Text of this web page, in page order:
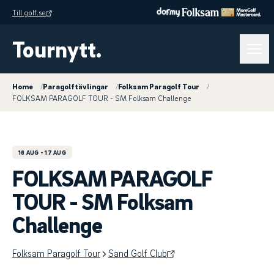
Till golf.se
Tournytt.
Home /Paragolftävlingar /Folksam Paragolf Tour
/
FOLKSAM PARAGOLF TOUR - SM Folksam Challenge
16 AUG - 17 AUG
FOLKSAM PARAGOLF
TOUR - SM Folksam
Challenge
Folksam Paragolf Tour Sand Golf Club